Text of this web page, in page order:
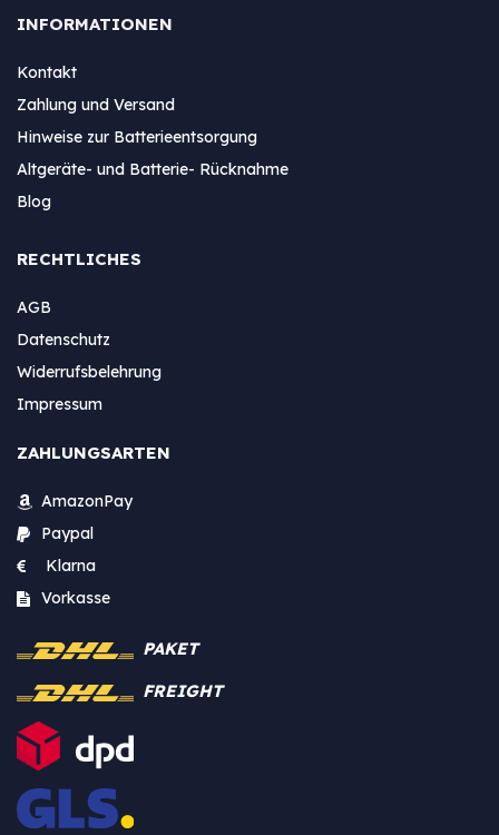
INFORMATIONEN
Kontakt
Zahlung und Versand
Hinweise zur Batterieentsorgung
Altgeräte- und Batterie- Rücknahme
Blog
RECHTLICHES
AGB
Datenschutz
Widerrufsbelehrung
Impressum
ZAHLUNGSARTEN
AmazonPay
Paypal
Klarna
Vorkasse
PAKET
FREIGHT